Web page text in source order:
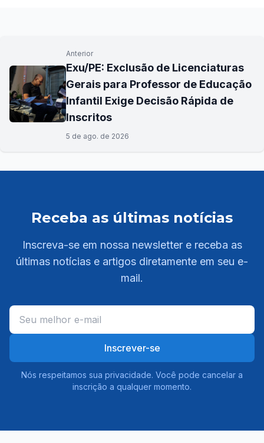
Anterior
Exu/PE: Exclusão de Licenciaturas
Gerais para Professor de Educação
Infantil Exige Decisão Rápida de
Inscritos
5 de ago. de 2026
Receba as últimas notícias
Inscreva-se em nossa newsletter e receba as
últimas notícias e artigos diretamente em seu e-
mail.
Inscrever-se
Nós respeitamos sua privacidade. Você pode cancelar a
inscrição a qualquer momento.